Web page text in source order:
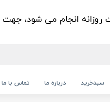
روزانه انجام می شود،
سبدخرید درباره ما تماس با ما